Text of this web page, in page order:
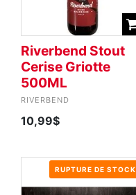
Riverbend Stout
Cerise Griotte
500ML
RIVERBEND
10,99$
RUPTURE DE STOCK